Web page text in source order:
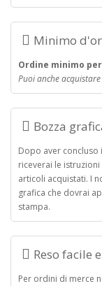
Minimo
Ordine minimo
Puoi anche
Bozza
Dopo aver
riceverai le
articoli acquistati. I
grafica che dovrai
stampa.
Reso facile
Per ordini di merce